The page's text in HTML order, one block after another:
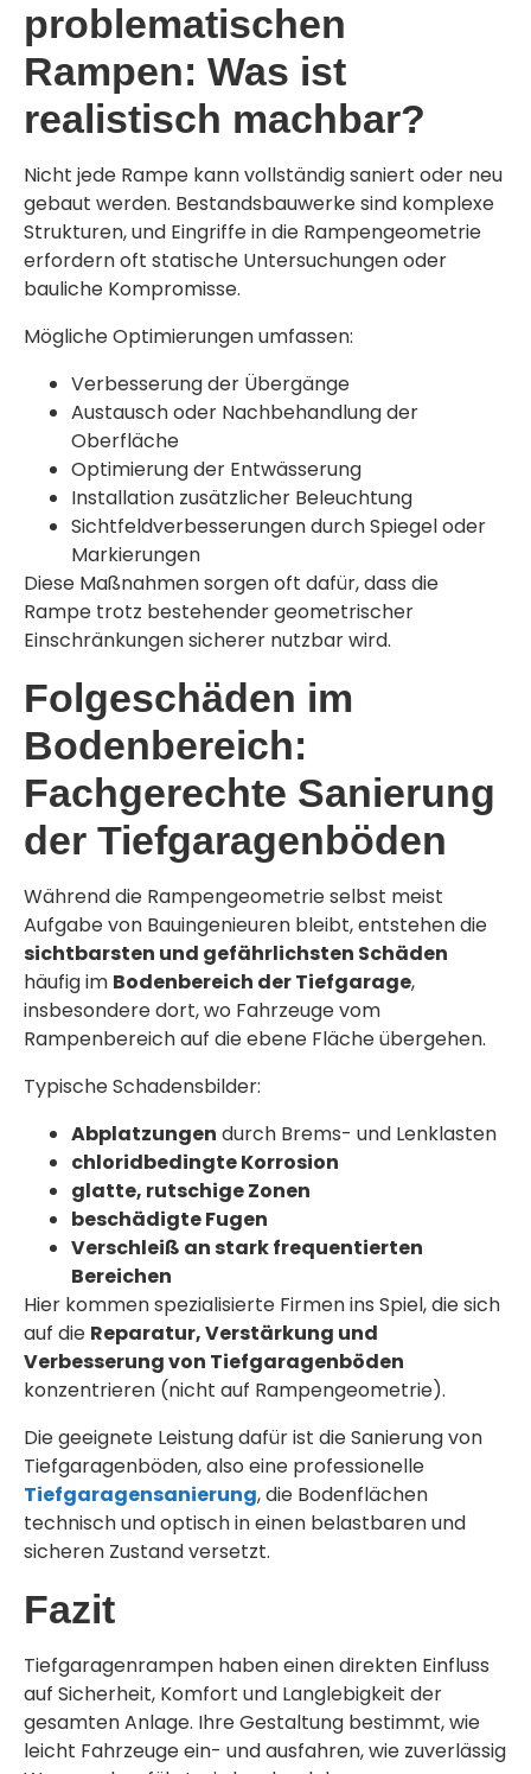
problematischen
Rampen: Was ist
realistisch machbar?
Nicht jede Rampe kann vollständig saniert oder neu
gebaut werden. Bestandsbauwerke sind komplexe
Strukturen, und Eingriffe in die Rampengeometrie
erfordern oft statische Untersuchungen oder
bauliche Kompromisse.
Mögliche Optimierungen umfassen:
Verbesserung der Übergänge
Austausch oder Nachbehandlung der
Oberfläche
Optimierung der Entwässerung
Installation zusätzlicher Beleuchtung
Sichtfeldverbesserungen durch Spiegel oder
Markierungen
Diese Maßnahmen sorgen oft dafür, dass die
Rampe trotz bestehender geometrischer
Einschränkungen sicherer nutzbar wird.
Folgeschäden im
Bodenbereich:
Fachgerechte Sanierung
der Tiefgaragenböden
Während die Rampengeometrie selbst meist
Aufgabe von Bauingenieuren bleibt, entstehen die
sichtbarsten und gefährlichsten Schäden
häufig im Bodenbereich der Tiefgarage,
insbesondere dort, wo Fahrzeuge vom
Rampenbereich auf die ebene Fläche übergehen.
Typische Schadensbilder:
Abplatzungen durch Brems- und Lenklasten
chloridbedingte Korrosion
glatte, rutschige Zonen
beschädigte Fugen
Verschleiß an stark frequentierten
Bereichen
Hier kommen spezialisierte Firmen ins Spiel, die sich
auf die Reparatur, Verstärkung und
Verbesserung von Tiefgaragenböden
konzentrieren (nicht auf Rampengeometrie).
Die geeignete Leistung dafür ist die Sanierung von
Tiefgaragenböden, also eine professionelle
Tiefgaragensanierung, die Bodenflächen
technisch und optisch in einen belastbaren und
sicheren Zustand versetzt.
Fazit
Tiefgaragenrampen haben einen direkten Einfluss
auf Sicherheit, Komfort und Langlebigkeit der
gesamten Anlage. Ihre Gestaltung bestimmt, wie
leicht Fahrzeuge ein- und ausfahren, wie zuverlässig